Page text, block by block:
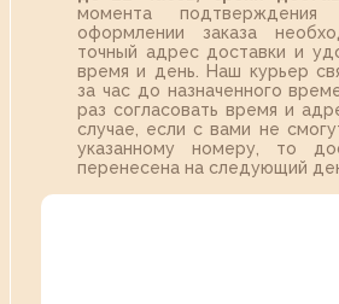
момента подтверждения
оформлении заказа
точный адрес доставки и
время и день. Наш курьер
за час до назначенного
раз согласовать время и
случае, если с вами не
указанному номеру, то
перенесена на следующий